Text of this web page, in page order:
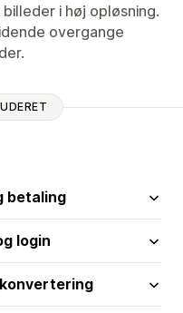
i høj opløsning.
overgange
betaling
login